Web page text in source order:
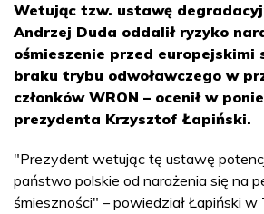
Wetując tzw. ustawę
Andrzej Duda oddalił ryzyko
ośmieszenie przed europejskimi
braku trybu odwoławczego w
członków WRON – ocenił w
prezydenta Krzysztof Łapiński.
"Prezydent wetując tę ustawę
państwo polskie od narażenia się na
śmieszności" – powiedział Łapiński w